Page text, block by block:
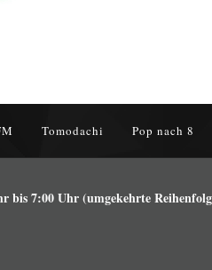
Tomodachi Pop nach 8
7:00 Uhr (umgekehrte